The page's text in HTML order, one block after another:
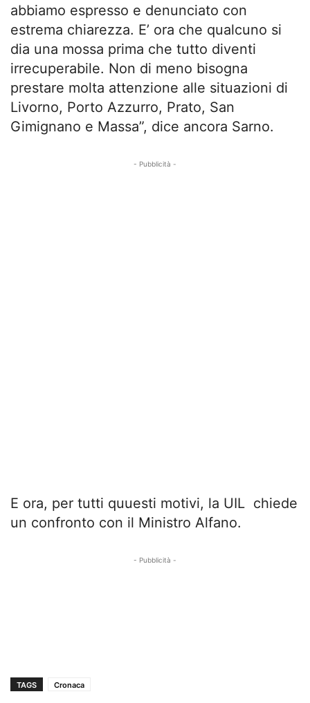
abbiamo espresso e denunciato con
estrema chiarezza. E’ ora che qualcuno si
dia una mossa prima che tutto diventi
irrecuperabile. Non di meno bisogna
prestare molta attenzione alle situazioni di
Livorno, Porto Azzurro, Prato, San
Gimignano e Massa”, dice ancora Sarno.
- Pubblicità -
E ora, per tutti quuesti motivi, la UIL chiede
un confronto con il Ministro Alfano.
- Pubblicità -
TAGS Cronaca